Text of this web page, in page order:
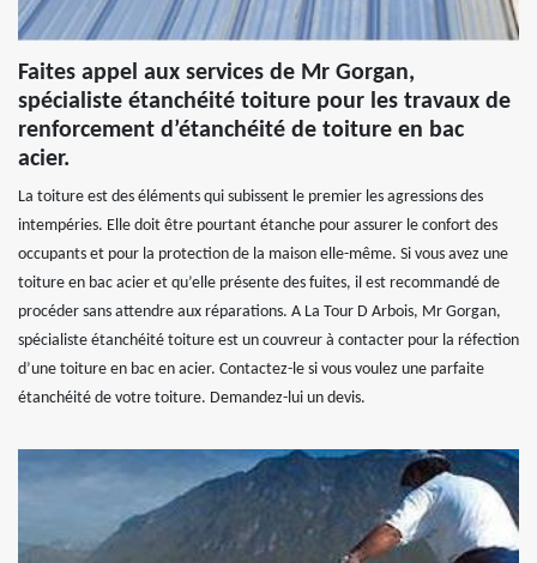
Faites appel aux services de Mr Gorgan,
spécialiste étanchéité toiture pour les travaux de
renforcement d’étanchéité de toiture en bac
acier.
La toiture est des éléments qui subissent le premier les agressions des
intempéries. Elle doit être pourtant étanche pour assurer le confort des
occupants et pour la protection de la maison elle-même. Si vous avez une
toiture en bac acier et qu’elle présente des fuites, il est recommandé de
procéder sans attendre aux réparations. A La Tour D Arbois, Mr Gorgan,
spécialiste étanchéité toiture est un couvreur à contacter pour la réfection
d’une toiture en bac en acier. Contactez-le si vous voulez une parfaite
étanchéité de votre toiture. Demandez-lui un devis.